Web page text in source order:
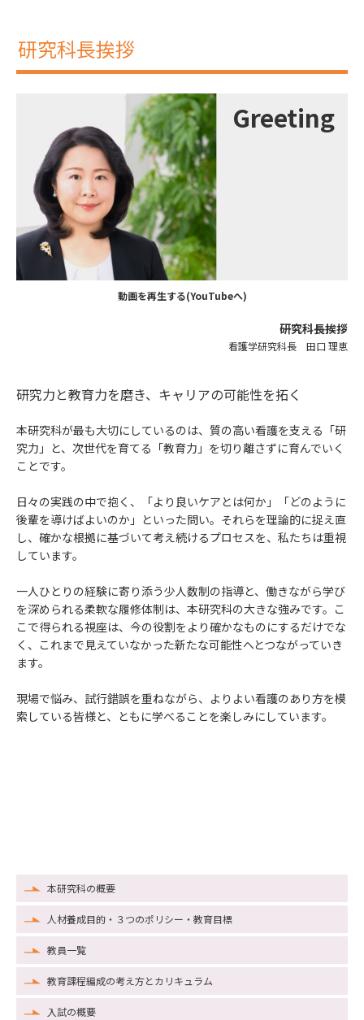
研究科長挨拶
Greeting
動画を再生する(YouTubeへ)
研究科長挨拶
看護学研究科長 田口 理恵
研究力と教育力を磨き、キャリアの可能性を拓く
本研究科が最も大切にしているのは、質の高い看護を支える「研
究力」と、次世代を育てる「教育力」を切り離さずに育んでいく
ことです。
日々の実践の中で抱く、「より良いケアとは何か」「どのように
後輩を導けばよいのか」といった問い。それらを理論的に捉え直
し、確かな根拠に基づいて考え続けるプロセスを、私たちは重視
しています。
一人ひとりの経験に寄り添う少人数制の指導と、働きながら学び
を深められる柔軟な履修体制は、本研究科の大きな強みです。こ
こで得られる視座は、今の役割をより確かなものにするだけでな
く、これまで見えていなかった新たな可能性へとつながっていき
ます。
現場で悩み、試行錯誤を重ねながら、よりよい看護のあり方を模
索している皆様と、ともに学べることを楽しみにしています。
本研究科の概要
人材養成目的・３つのポリシー・教育目標
教員一覧
教育課程編成の考え方とカリキュラム
入試の概要